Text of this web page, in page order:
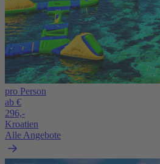
pro Person
ab €
296,-
Kroatien
Alle Angebote